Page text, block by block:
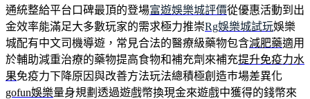
通統整給平台口碑最頂的登場富遊娛樂城評價從優惠活動到出
金效率能滿足大多數玩家的需求極力推崇Rg娛樂城試玩娛樂
城配有中文司機導遊，常見合法的醫療級藥物包含減肥藥適用
於輔助減重治療的藥物提高食物和補充劑來補充提升免疫力水
果免疫力下降原因與改善方法玩法總積極創造巿場差異化
gofun娛樂量身規劃透過遊戲幣換現金來遊戲中獲得的錢幣來